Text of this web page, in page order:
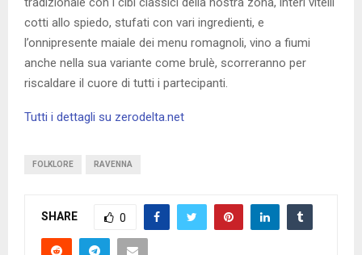
cotti allo spiedo, stufati con vari ingredienti, e
l’onnipresente maiale dei menu romagnoli, vino a fiumi
anche nella sua variante come brulè, scorreranno per
riscaldare il cuore di tutti i partecipanti.
Tutti i dettagli su zerodelta.net
FOLKLORE RAVENNA
SHARE 0